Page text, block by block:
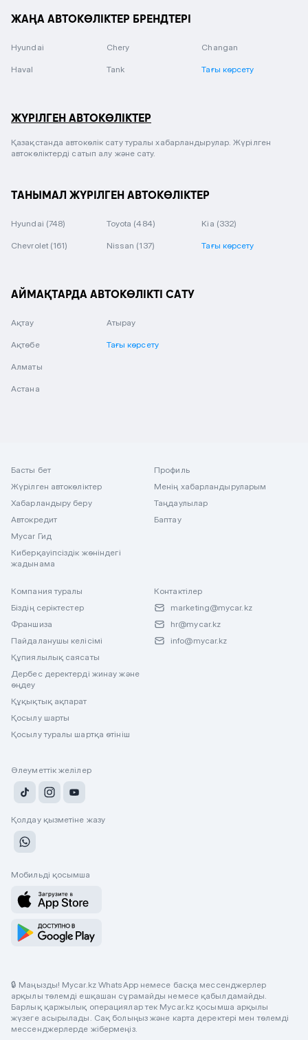
ЖАҢА АВТОКӨЛІКТЕР БРЕНДТЕРІ
Hyundai Chery Changan
Haval Tank Тағы көрсету
ЖҮРІЛГЕН АВТОКӨЛІКТЕР
Қазақстанда автокөлік сату туралы хабарландырулар. Жүрілген
автокөліктерді сатып алу және сату.
ТАНЫМАЛ ЖҮРІЛГЕН АВТОКӨЛІКТЕР
Hyundai (748) Toyota (484) Kia (332)
Chevrolet (161) Nissan (137) Тағы көрсету
АЙМАҚТАРДА АВТОКӨЛІКТІ САТУ
Ақтау
Ақтөбе
Алматы
Астана
Атырау
Тағы көрсету
Басты бет
Жүрілген автокөліктер
Хабарландыру беру
Автокредит
Mycar Гид
Киберқауіпсіздік жөніндегі
жадынама
Профиль
Менің хабарландыруларым
Таңдаулылар
Баптау
Компания туралы
Біздің серіктестер
Франшиза
Пайдаланушы келісімі
Құпиялылық саясаты
Дербес деректерді жинау және
өңдеу
Құқықтық ақпарат
Қосылу шарты
Қосылу туралы шартқа өтініш
Контактілер
marketing@mycar.kz
hr@mycar.kz
info@mycar.kz
Әлеуметтік желілер
Қолдау қызметіне жазу
Мобильді қосымша
🔒 Маңызды! Mycar.kz WhatsApp немесе басқа мессенджерлер
арқылы төлемді ешқашан сұрамайды немесе қабылдамайды.
Барлық қаржылық операциялар тек Mycar.kz қосымша арқылы
жүзеге асырылады. Сақ болыңыз және карта деректері мен төлемді
мессенджерлерде жібермеңіз.